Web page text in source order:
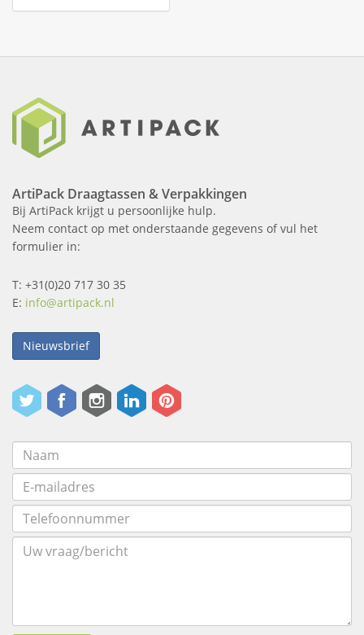
ArtiPack Draagtassen & Verpakkingen
Bij ArtiPack krijgt u persoonlijke hulp.
Neem contact op met onderstaande gegevens of vul het
formulier in:
T: +31(0)20 717 30 35
E: info@artipack.nl
Nieuwsbrief